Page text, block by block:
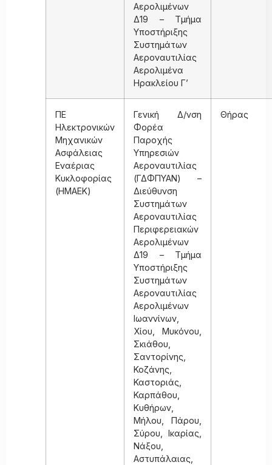
Αερολιμένων
Δ19 – Τμήμα
Υποστήριξης
Συστημάτων
Αεροναυτιλίας
Αερολιμένα
Ηρακλείου Γ’
ΠΕ
Ηλεκτρονικών
Μηχανικών
Ασφάλειας
Εναέριας
Κυκλοφορίας
(ΗΜΑΕΚ)
Γενική Δ/νση
Φορέα
Παροχής
Υπηρεσιών
Αεροναυτιλίας
(ΓΔΦΠΥΑΝ) –
Διεύθυνση
Συστημάτων
Αεροναυτιλίας
Περιφερειακών
Αερολιμένων
Δ19 – Τμήμα
Υποστήριξης
Συστημάτων
Αεροναυτιλίας
Αερολιμένων
Ιωαννίνων,
Χίου, Μυκόνου,
Σκιάθου,
Σαντορίνης,
Κοζάνης,
Καστοριάς,
Καρπάθου,
Κυθήρων,
Μήλου, Πάρου,
Σύρου, Ικαρίας,
Νάξου,
Αστυπάλαιας,
Θήρας